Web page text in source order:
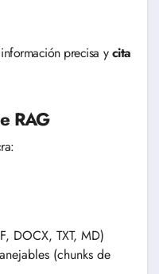
precisa ycita
RAG
DOCX, TXT, MD)
(chunks de